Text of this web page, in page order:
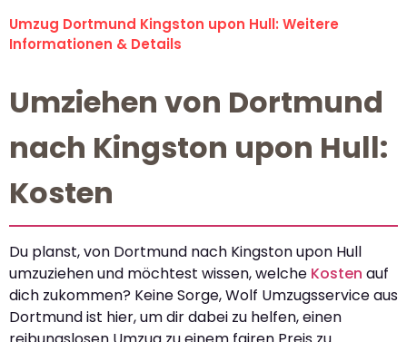
Umzug Dortmund Kingston upon Hull: Weitere
Informationen & Details
Umziehen von Dortmund
nach Kingston upon Hull:
Kosten
Du planst, von Dortmund nach Kingston upon Hull
umzuziehen und möchtest wissen, welche Kosten auf
dich zukommen? Keine Sorge, Wolf Umzugsservice aus
Dortmund ist hier, um dir dabei zu helfen, einen